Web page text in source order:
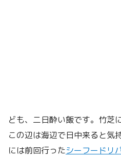
ども、二日酔い飯です。竹芝
この辺は海辺で日中来ると気
には前回行ったシーフードリ